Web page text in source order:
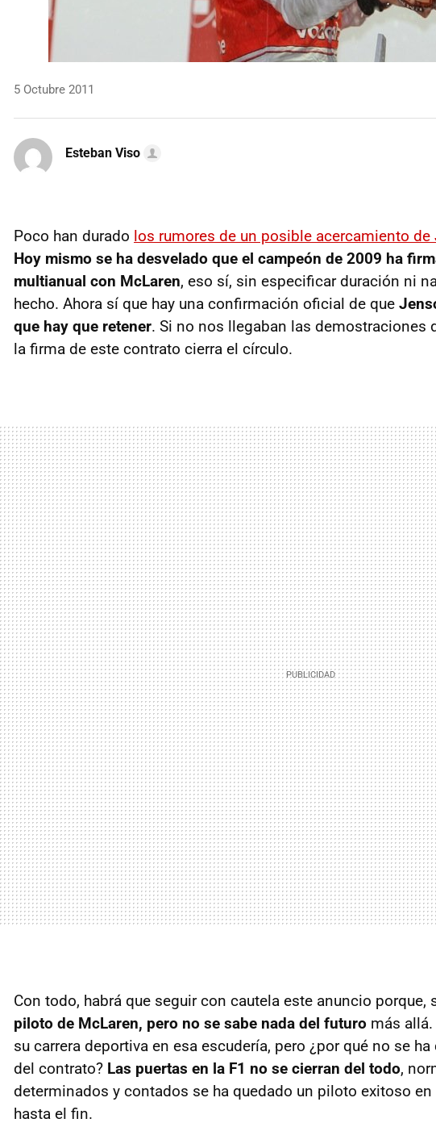
5 Octubre 2011
Esteban Viso
Poco han durado los rumores de un posible acercamiento de
Hoy mismo se ha desvelado que el campeón de 2009 ha
multianual con McLaren, eso sí, sin especificar duración ni
hecho. Ahora sí que hay una confirmación oficial de que
que hay que retener. Si no nos llegaban las demostraciones
la firma de este contrato cierra el círculo.
Con todo, habrá que seguir con cautela este anuncio porque,
piloto de McLaren, pero no se sabe nada del futuro más
su carrera deportiva en esa escudería, pero ¿por qué no se
del contrato? Las puertas en la F1 no se cierran del todo,
determinados y contados se ha quedado un piloto exitoso
hasta el fin.